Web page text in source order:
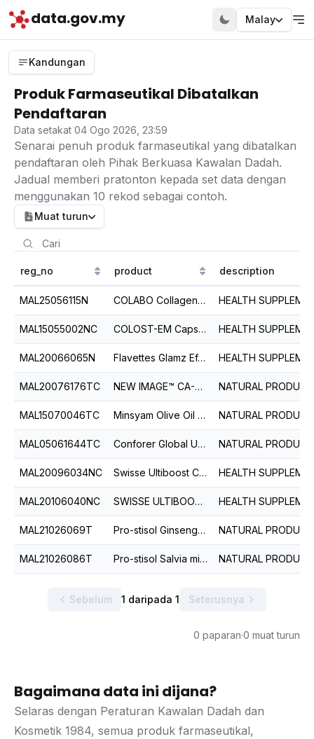
data.gov.my Malay
Kandungan
Produk Farmaseutikal Dibatalkan
Pendaftaran
Data setakat 04 Ogo 2026, 23:59
Senarai penuh produk farmaseutikal yang dibatalkan
pendaftaran oleh Pihak Berkuasa Kawalan Dadah.
Jadual memberi pratonton kepada set data dengan
menggunakan 10 rekod sebagai contoh.
Muat turun
reg_no product description
MAL25056115N COLABO Collagen Plus Powder
MAL15055002NC COLOST-EM Capsule
MAL20066065N Flavettes Glamz Effervescent Tablet (Orange)
MAL20076176TC NEW IMAGE™ CA-BA GYMNEMA-PLUS CAPSULES
MAL15070046TC Minsyam Olive Oil Softgel
MAL05061644TC Conforer Global Ure Capsule
MAL20096034NC Swisse Ultiboost Co-Enzyme Q10 150mg Capsule.
MAL20106040NC SWISSE ULTIBOOST CALCIUM + VITAMIN D3 TABLET
MAL21026069T Pro-stisol Ginseng Oyster Plus Tablet
MAL21026086T Pro-stisol Salvia miltiorrhiza Plus Tablet
Sebelum 1 daripada 1 Seterusnya
0 paparan·0 muat turun
Bagaimana data ini dijana?
Selaras dengan Peraturan Kawalan Dadah dan
Kosmetik 1984, semua produk farmaseutikal,